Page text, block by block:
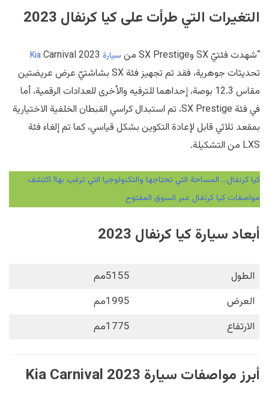
التغيرات التي طرأت على كيا كرنفال 2023
“شهدت فئتيّ SX وSX Prestige من سيارة KiaCarnival 2023
تحديثات جوهرية، فقد تم تجهيز فئة SX بشاشتيّ عرض عريضتين
مقاس 12.3 بوصة، إحداهما للترفيه والأخرى للعدادات الرقمية، أما
في فئة SX Prestige، تم استبدال كراسي القبطان الخلفية الاختيارية
بمقعد ثلاثي قابل لإعادة التكوين بشكل قياسي، كما تم إلغاء فئة
LXS من التشكيلة.
كيا كرنفال… المساحة التي تحتاجها والتكنولوجيا التي ترغب بها! اكتشف
مواصفات كيا كرنفال عبر السوق المفتوح
أبعاد سيارة كيا كرنفال 2023
الطول
5155مم
العرض
1995مم
الارتفاع
1775مم
أبرز مواصفات سيارة Kia Carnival 2023